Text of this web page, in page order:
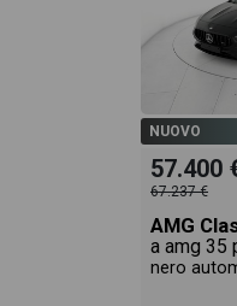
veicolo.
NUOVO
57.400
67.237 €
AMG
nero